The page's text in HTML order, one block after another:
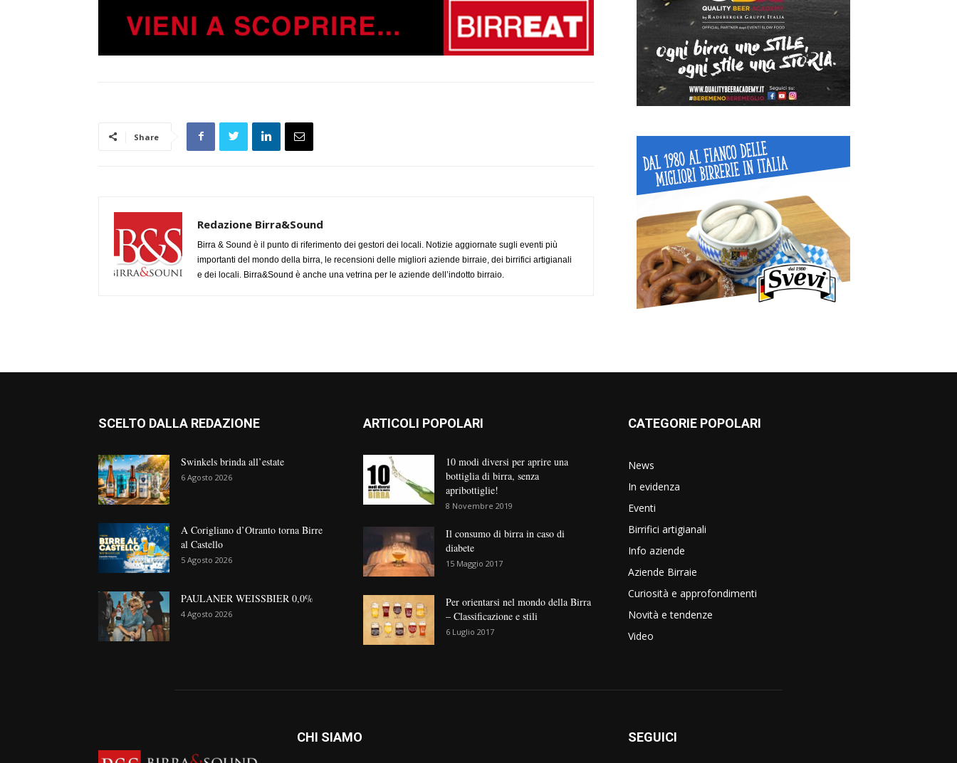
Share
Redazione Birra&Sound
Birra & Sound è il punto di riferimento dei gestori dei locali. Notizie aggiornate sugli eventi più
importanti del mondo della birra, le recensioni delle migliori aziende birraie, dei birrifici artigianali
e dei locali. Birra&Sound è anche una vetrina per le aziende dell’indotto birraio.
SCELTO DALLA REDAZIONE
Swinkels brinda all’estate
6 Agosto 2026
A Corigliano d’Otranto torna Birre
al Castello
5 Agosto 2026
PAULANER WEISSBIER 0,0%
4 Agosto 2026
ARTICOLI POPOLARI
10 modi diversi per aprire una
bottiglia di birra, senza
apribottiglie!
8 Novembre 2019
Il consumo di birra in caso di
diabete
15 Maggio 2017
Per orientarsi nel mondo della Birra
– Classificazione e stili
6 Luglio 2017
CATEGORIE POPOLARI
News
In evidenza
Eventi
Birrifici artigianali
Info aziende
Aziende Birraie
Curiosità e approfondimenti
Novità e tendenze
Video
CHI SIAMO SEGUICI